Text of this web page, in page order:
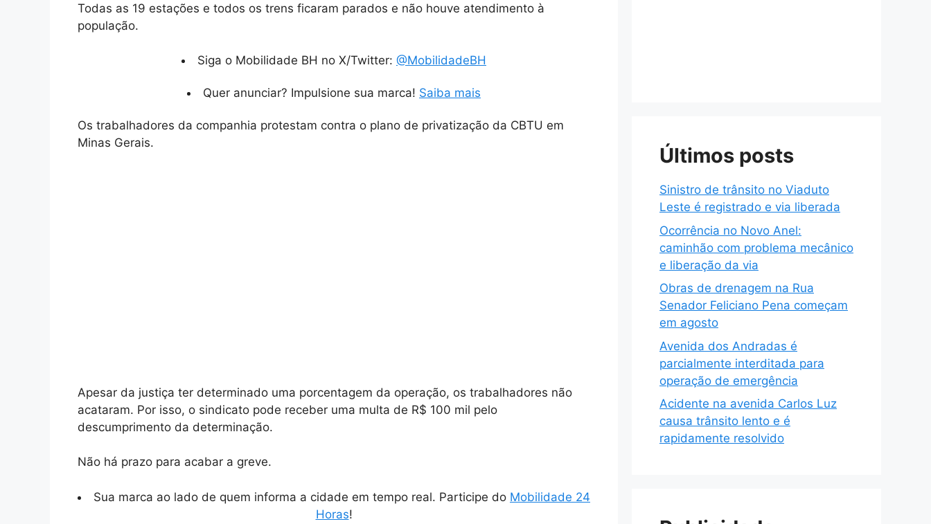
Todas as 19 estações e todos os trens ficaram parados e não houve atendimento à
população.
Siga o Mobilidade BH no X/Twitter: @MobilidadeBH
Quer anunciar? Impulsione sua marca! Saiba mais
Os trabalhadores da companhia protestam contra o plano de privatização da CBTU em
Minas Gerais.
Apesar da justiça ter determinado uma porcentagem da operação, os trabalhadores não
acataram. Por isso, o sindicato pode receber uma multa de R$ 100 mil pelo
descumprimento da determinação.
Não há prazo para acabar a greve.
Sua marca ao lado de quem informa a cidade em tempo real. Participe do Mobilidade 24
Horas!
Últimos posts
Sinistro de trânsito no Viaduto
Leste é registrado e via liberada
Ocorrência no Novo Anel:
caminhão com problema mecânico
e liberação da via
Obras de drenagem na Rua
Senador Feliciano Pena começam
em agosto
Avenida dos Andradas é
parcialmente interditada para
operação de emergência
Acidente na avenida Carlos Luz
causa trânsito lento e é
rapidamente resolvido